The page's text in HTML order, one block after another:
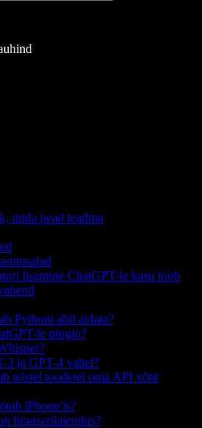
mida pead teadma
lisamine ChatGPT-le kasu toob
Pythoni abil aidata?
le plugin?
3 ja GPT-4 vahel?
teistel toodetel oma API võtit
iPhone'is?
brauserilaiendus?